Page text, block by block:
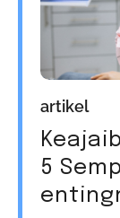
artikel
5